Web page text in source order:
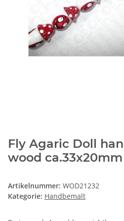
Fly Agaric Doll
wood ca.33x20mm
Artikelnummer: WOD21232
Kategorie: Handbemalt